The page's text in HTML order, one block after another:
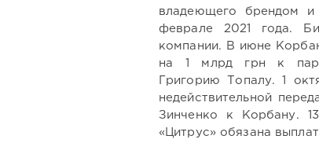
владеющего брендом и
феврале 2021 года.
компании. В июне
на 1 млрд грн к
Григорию Топалу. 1
недействительной
Зинченко к Корбану.
«Цитрус» обязана